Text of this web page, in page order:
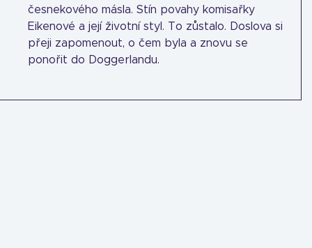
česnekového másla. Stín povahy komisařky
Eikenové a její životní styl. To zůstalo. Doslova si
přeji zapomenout, o čem byla a znovu se
ponořit do Doggerlandu.